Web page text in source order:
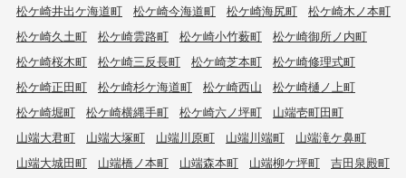
松ケ崎井出ケ海道町
松ケ崎今海道町 松ケ崎海尻町
松ケ崎木ノ本町
松ケ崎久土町
松ケ崎雲路町 松ケ崎小竹薮町
松ケ崎御所ノ内町
松ケ崎桜木町
松ケ崎三反長町 松ケ崎芝本町
松ケ崎修理式町
松ケ崎正田町
松ケ崎杉ケ海道町 松ケ崎西山
松ケ崎樋ノ上町
松ケ崎堀町
松ケ崎横縄手町 松ケ崎六ノ坪町
山端壱町田町
山端大君町
山端大塚町 山端川原町 山端川端町
山端滝ケ鼻町
山端大城田町
山端橋ノ本町 山端森本町 山端柳ケ坪町
吉田泉殿町